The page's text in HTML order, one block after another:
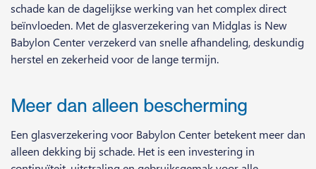
schade kan de dagelijkse werking van het complex direct
beïnvloeden. Met de glasverzekering van Midglas is New
Babylon Center verzekerd van snelle afhandeling, deskundig
herstel en zekerheid voor de lange termijn.
Meer dan alleen bescherming
Een glasverzekering voor Babylon Center betekent meer dan
alleen dekking bij schade. Het is een investering in